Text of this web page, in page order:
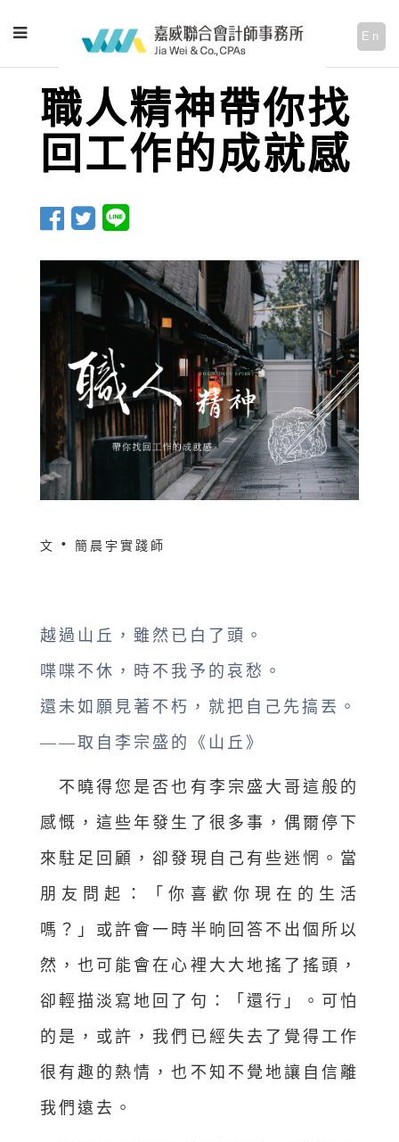
En
職人精神帶你找
回工作的成就感
文 ‧ 簡晨宇實踐師
越過山丘，雖然已白了頭。
喋喋不休，時不我予的哀愁。
還未如願見著不朽，就把自己先搞丟。
——取自李宗盛的《山丘》
不曉得您是否也有李宗盛大哥這般的
感慨，這些年發生了很多事，偶爾停下
來駐足回顧，卻發現自己有些迷惘。當
朋友問起：「你喜歡你現在的生活
嗎？」或許會一時半晌回答不出個所以
然，也可能會在心裡大大地搖了搖頭，
卻輕描淡寫地回了句：「還行」。可怕
的是，或許，我們已經失去了覺得工作
很有趣的熱情，也不知不覺地讓自信離
我們遠去。